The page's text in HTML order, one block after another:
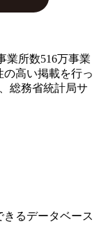
業所数516万事業
の高い掲載を行っ
総務省統計局サ
るデータベース